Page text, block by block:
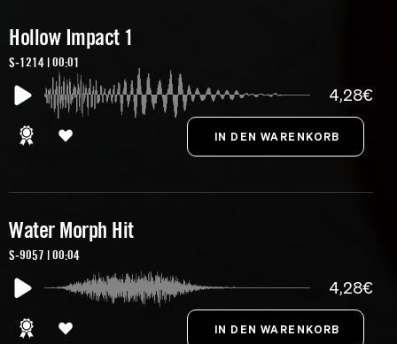
Hollow Impact 1
S-1214 | 00:01
4,28€
Water Morph Hit
S-9057 | 00:04
4,28€